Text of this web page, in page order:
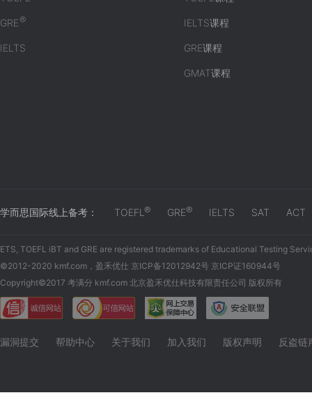
GRE®
IELTS
IELTS课程
GRE课程
GMAT课程
学而思国际线上备考： TOEFL ® GRE® IELTS SAT ACT
ETS, TOEFL iBT and GRE are registered trademarks of Educational Testing
©2012-2020 kmf.com，盈禾优仕 京ICP备12012942号 京ICP证160944号
Copyright©2017 考满分 kmf.com 北京盈禾优仕科技有限责任公司 版权所有
漏洞提交 帮助中心 关于我们 加入我们 版权声明 反盗链